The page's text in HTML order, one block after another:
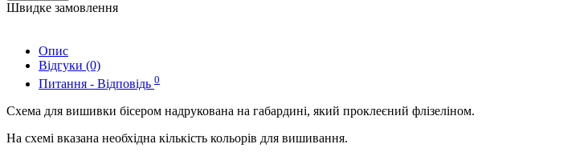
Швидке замовлення
Опис
Відгуки (0)
Питання - Відповідь 0
Схема для вишивки бісером надрукована на габардині, який проклеєний флізеліном.
На схемі вказана необхідна кількість кольорів для вишивання.